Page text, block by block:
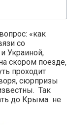
«как
со
Украиной,
скором поезде,
проходит
сюрпризы
Так
до Крыма не